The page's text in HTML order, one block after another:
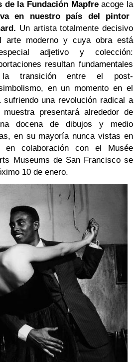
de la Fundación Mapfreacoge la
en nuestro país del pintor
Un artista totalmente decisivo
arte moderno y cuya obra está
adjetivo y colección:
resultan fundamentales
la transición entre el post-
en un momento en el
una revolución radical a
presentará alrededor de
docena de dibujos y medio
en su mayoría nunca vistas en
en colaboración con el Musée
Museums de San Francisco se
10 de enero.